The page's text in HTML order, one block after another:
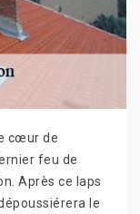
cœur de
feu de
Après ce laps
le